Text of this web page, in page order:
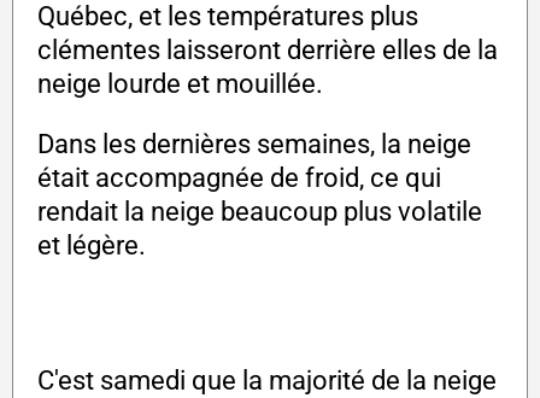
Québec, et les températures plus
clémentes laisseront derrière elles de la
neige lourde et mouillée.
Dans les dernières semaines, la neige
était accompagnée de froid, ce qui
rendait la neige beaucoup plus volatile
et légère.
C'est samedi que la majorité de la neige